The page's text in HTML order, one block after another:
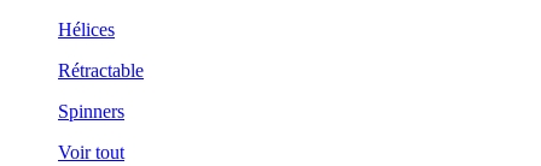
Hélices
Rétractable
Spinners
Voir tout